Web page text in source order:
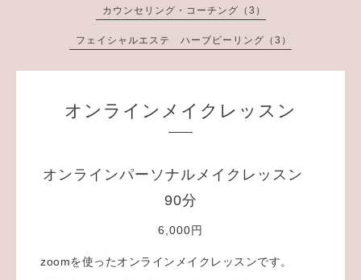
カウンセリング・コーチング（3）
フェイシャルエステ ハーブピーリング（3）
オンラインメイクレッスン
オンラインパーソナルメイクレッスン
90分
6,000円
zoomを使ったオンラインメイクレッスンです。